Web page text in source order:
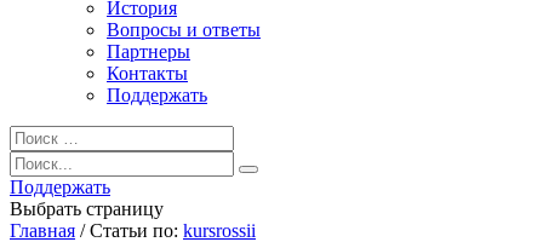
История
Вопросы и ответы
Партнеры
Контакты
Поддержать
Поддержать
Выбрать страницу
Главная /Статьи по: kursrossii